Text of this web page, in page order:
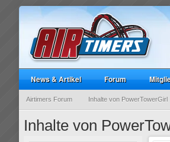
News & Artikel Forum
Airtimers Forum Inhalte von PowerTowerGirl
Inhalte von